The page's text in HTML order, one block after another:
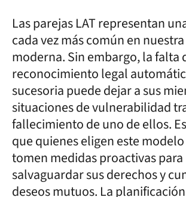
Las parejas LAT representan
cada vez más común en
moderna. Sin embargo, la falta
reconocimiento legal
sucesoria puede dejar a sus
situaciones de vulnerabilidad
fallecimiento de uno de ellos.
que quienes eligen este
tomen medidas proactivas para
salvaguardar sus derechos y
deseos mutuos. La